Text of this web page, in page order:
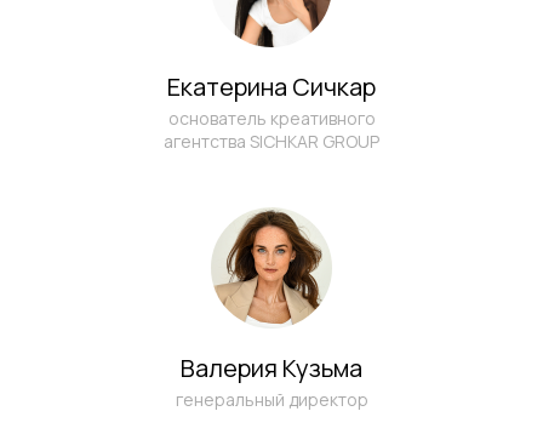
Екатерина Сичкар
основатель креативного
агентства SICHKAR GROUP
Валерия Кузьма
генеральный директор